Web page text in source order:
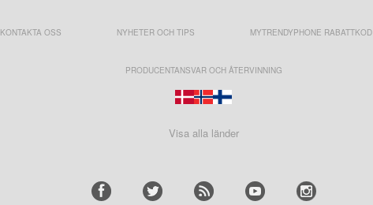
KONTAKTA OSS NYHETER OCH TIPS MYTRENDYPHONE RABATTKOD
PRODUCENTANSVAR OCH ÅTERVINNING
Visa alla länder